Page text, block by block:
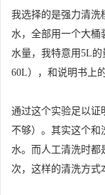
我选择的是强力清洗
水，全部用一个大桶
水量，我特意用5L的
60L），和说明书上
通过这个实验足以证
不够）。其实这个和
水。而人工清洗时都
次，这样的清洗方式